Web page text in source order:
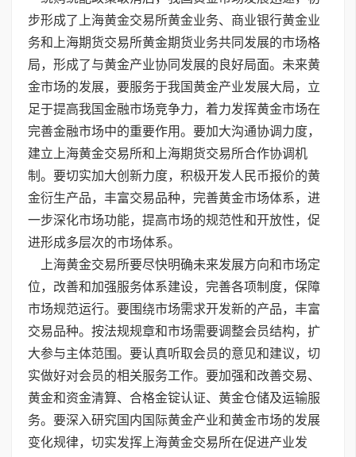
步形成了上海黄金交易所黄金业务、商业银行黄金业
务和上海期货交易所黄金期货业务共同发展的市场格
局，形成了与黄金产业协同发展的良好局面。未来黄
金市场的发展，要服务于我国黄金产业发展大局，立
足于提高我国金融市场竞争力，着力发挥黄金市场在
完善金融市场中的重要作用。要加大沟通协调力度，
建立上海黄金交易所和上海期货交易所合作协调机
制。要切实加大创新力度，积极开发人民币报价的黄
金衍生产品，丰富交易品种，完善黄金市场体系，进
一步深化市场功能，提高市场的规范性和开放性，促
进形成多层次的市场体系。
上海黄金交易所要尽快明确未来发展方向和市场定
位，改善和加强服务体系建设，完善各项制度，保障
市场规范运行。要围绕市场需求开发新的产品，丰富
交易品种。按法规规章和市场需要调整会员结构，扩
大参与主体范围。要认真听取会员的意见和建议，切
实做好对会员的相关服务工作。要加强和改善交易、
黄金和资金清算、合格金锭认证、黄金仓储及运输服
务。要深入研究国内国际黄金产业和黄金市场的发展
变化规律，切实发挥上海黄金交易所在促进产业发